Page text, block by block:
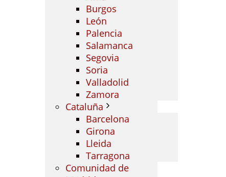
Burgos
León
Palencia
Salamanca
Segovia
Soria
Valladolid
Zamora
Cataluña
Barcelona
Girona
Lleida
Tarragona
Comunidad de